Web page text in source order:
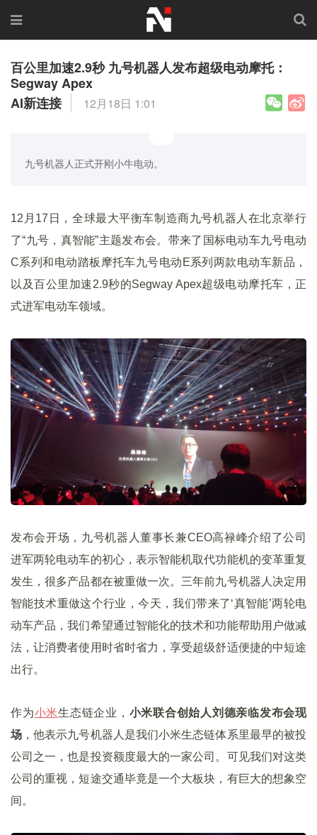
百公里加速2.9秒 九号机器人发布超级电动摩托：
Segway Apex
AI新连接
12月18日 1:01
九号机器人正式开刚小牛电动。
12月17日，全球最大平衡车制造商九号机器人在北京举行
了“九号，真智能”主题发布会。带来了国标电动车九号电动
C系列和电动踏板摩托车九号电动E系列两款电动车新品，
以及百公里加速2.9秒的Segway Apex超级电动摩托车，正
式进军电动车领域。
发布会开场，九号机器人董事长兼CEO高禄峰介绍了公司
进军两轮电动车的初心，表示智能机取代功能机的变革重复
发生，很多产品都在被重做一次。三年前九号机器人决定用
智能技术重做这个行业，今天，我们带来了‘真智能’两轮电
动车产品，我们希望通过智能化的技术和功能帮助用户做减
法，让消费者使用时省时省力，享受超级舒适便捷的中短途
出行。
作为小米生态链企业， 小米联合创始人刘德亲临发布会现
场 ，他表示九号机器人是我们小米生态链体系里最早的被投
公司之一，也是投资额度最大的一家公司。可见我们对这类
公司的重视，短途交通毕竟是一个大板块，有巨大的想象空
间。